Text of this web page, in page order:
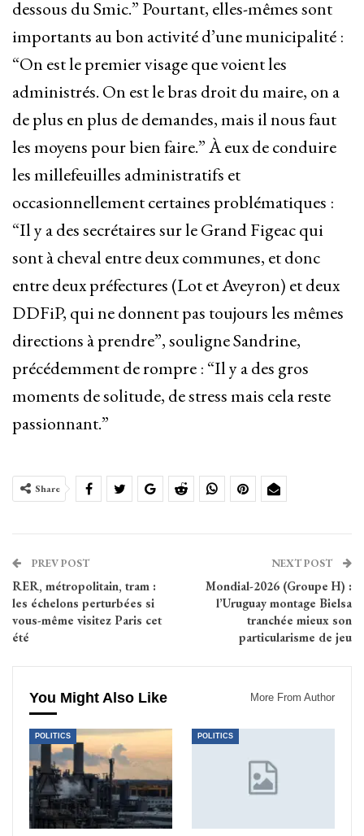
dessous du Smic.” Pourtant, elles-mêmes sont
importants au bon activité d’une municipalité :
“On est le premier visage que voient les
administrés. On est le bras droit du maire, on a
de plus en plus de demandes, mais il nous faut
les moyens pour bien faire.” À eux de conduire
les millefeuilles administratifs et
occasionnellement certaines problématiques :
“Il y a des secrétaires sur le Grand Figeac qui
sont à cheval entre deux communes, et donc
entre deux préfectures (Lot et Aveyron) et deux
DDFiP, qui ne donnent pas toujours les mêmes
directions à prendre”, souligne Sandrine,
précédemment de rompre : “Il y a des gros
moments de solitude, de stress mais cela reste
passionnant.”
Share
PREV POST
RER, métropolitain, tram :
les échelons perturbées si
vous-même visitez Paris cet
été
NEXT POST
Mondial-2026 (Groupe H) :
l’Uruguay montage Bielsa
tranchée mieux son
particularisme de jeu
You Might Also Like More From Author
POLITICS POLITICS